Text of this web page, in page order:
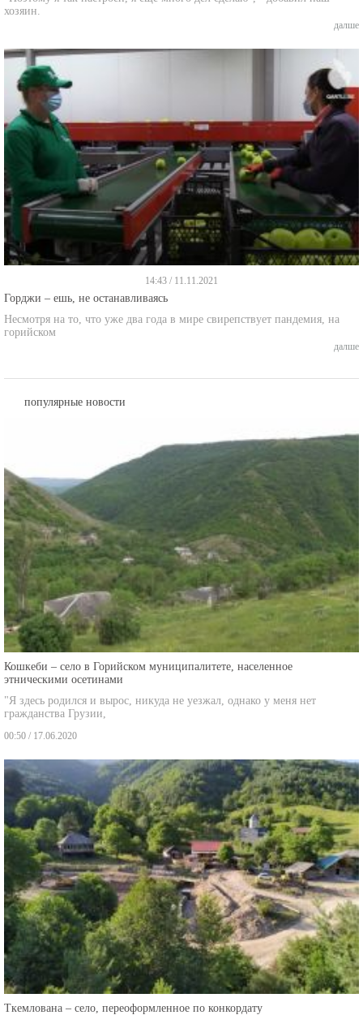
хозяин.
далше
14:43 / 11.11.2021
Горджи – ешь, не останавливаясь
Несмотря на то, что уже два года в мире свирепствует пандемия, на
горийском
далше
популярные новости
Кошкеби – село в Горийском муниципалитете, населенное
этническими осетинами
"Я здесь родился и вырос, никуда не уезжал, однако у меня нет
гражданства Грузии,
00:50 / 17.06.2020
Ткемлована – село, переоформленное по конкордату